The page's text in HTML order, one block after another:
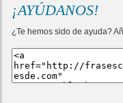
¡AYÚDANOS!
¿Te hemos sido de ayuda?